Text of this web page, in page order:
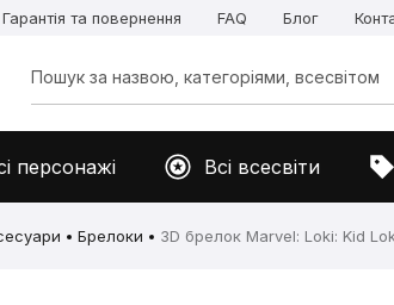
Гарантія та повернення FAQ Блог
персонажі Всі всесвіти
Брелоки 3D брелок Marvel: Loki: Kid